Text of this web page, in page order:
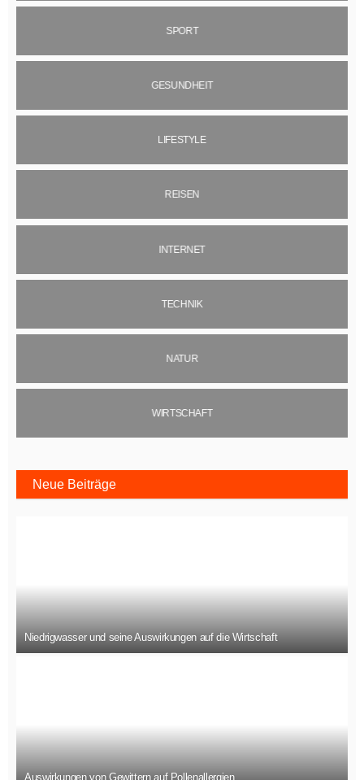
SPORT
GESUNDHEIT
LIFESTYLE
REISEN
INTERNET
TECHNIK
NATUR
WIRTSCHAFT
Neue Beiträge
Niedrigwasser und seine Auswirkungen auf die Wirtschaft
Auswirkungen von Gewittern auf Pollenallergien